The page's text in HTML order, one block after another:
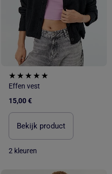
Effen vest
15,00 €
Bekijk product
2 kleuren